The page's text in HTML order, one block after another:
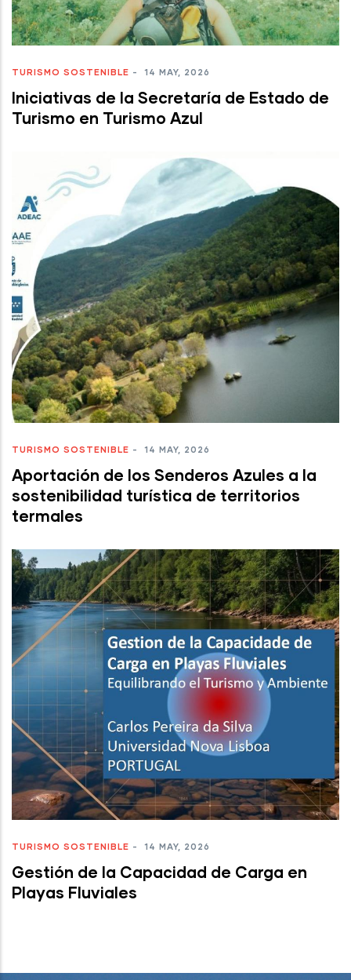
TURISMO SOSTENIBLE - 14 MAY, 2026
Iniciativas de la Secretaría de Estado de
Turismo en Turismo Azul
TURISMO SOSTENIBLE - 14 MAY, 2026
Aportación de los Senderos Azules a la
sostenibilidad turística de territorios
termales
TURISMO SOSTENIBLE - 14 MAY, 2026
Gestión de la Capacidad de Carga en
Playas Fluviales